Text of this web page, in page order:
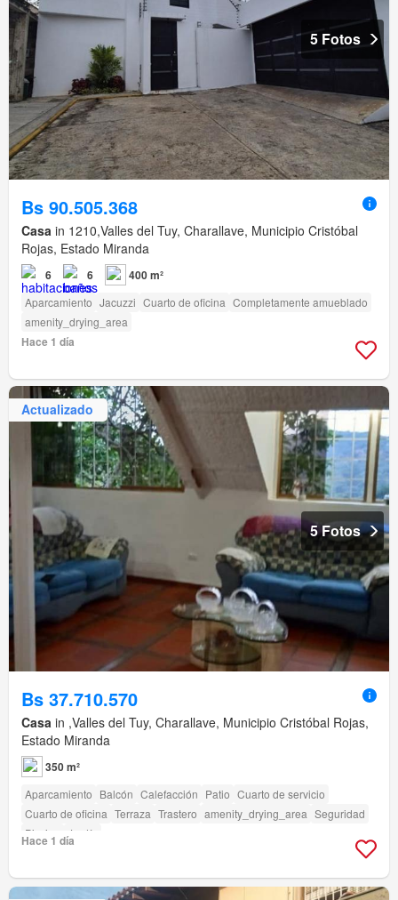
5 Fotos
Bs 90.505.368
Casa in 1210,Valles del Tuy, Charallave, Municipio Cristóbal
Rojas, Estado Miranda
6 6 400 m²
Aparcamiento Jacuzzi Cuarto de oficina Completamente amueblado
amenity_drying_area
Hace 1 día
Actualizado
5 Fotos
Bs 37.710.570
Casa in ,Valles del Tuy, Charallave, Municipio Cristóbal Rojas,
Estado Miranda
350 m²
Aparcamiento Balcón Calefacción Patio Cuarto de servicio
Cuarto de oficina Terraza Trastero amenity_drying_area Seguridad
Piscina
Jardín
Hace 1 día